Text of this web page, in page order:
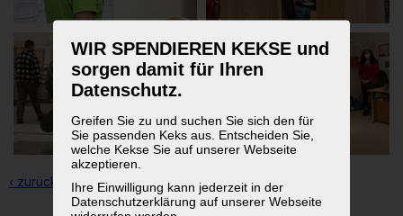
WIR SPENDIEREN KEKSE und
sorgen damit für Ihren
Datenschutz.
Greifen Sie zu und suchen Sie sich den für
Sie passenden Keks aus. Entscheiden Sie,
welche Kekse Sie auf unserer Webseite
akzeptieren.
Ihre Einwilligung kann jederzeit in der
Datenschutzerklärung auf unserer Webseite
‹ zurück zur Übersicht